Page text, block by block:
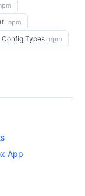
npm
Config Types npm
App